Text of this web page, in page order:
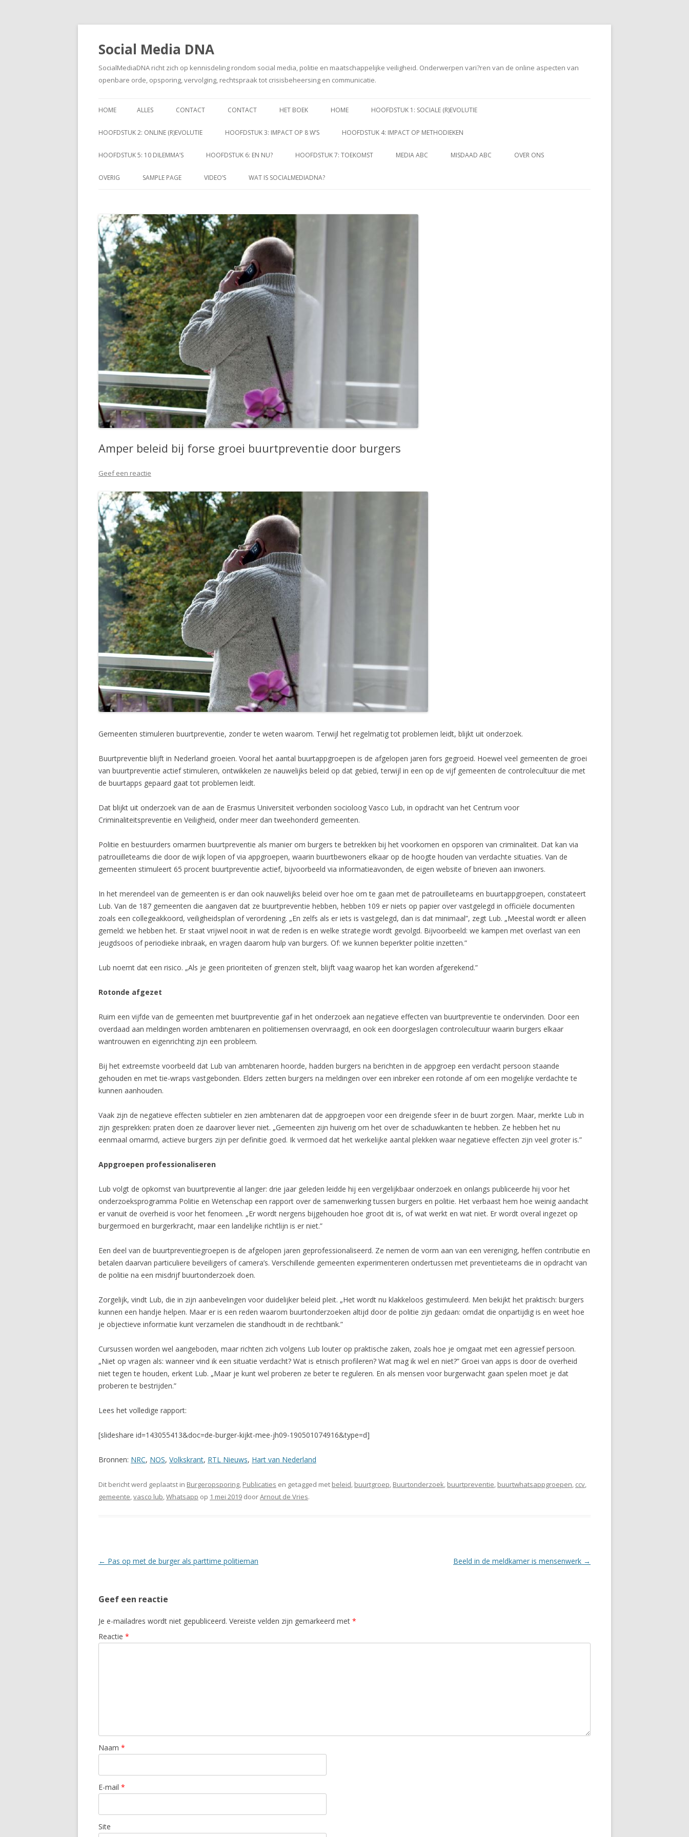
Social Media DNA
SocialMediaDNA richt zich op kennisdeling rondom social media, politie en maatschappelijke veiligheid. Onderwerpen vari?ren van de online aspecten van
openbare orde, opsporing, vervolging, rechtspraak tot crisisbeheersing en communicatie.
naar
HOME ALLES CONTACT CONTACT HET BOEK HOME HOOFDSTUK 1: SOCIALE (R)EVOLUTIE
HOOFDSTUK 2: ONLINE (R)EVOLUTIE HOOFDSTUK 3: IMPACT OP 8 W’S HOOFDSTUK 4: IMPACT OP METHODIEKEN
HOOFDSTUK 5: 10 DILEMMA’S HOOFDSTUK 6: EN NU? HOOFDSTUK 7: TOEKOMST MEDIA ABC MISDAAD ABC OVER ONS
OVERIG SAMPLE PAGE VIDEO’S WAT IS SOCIALMEDIADNA?
Amper beleid bij forse groei buurtpreventie door burgers
Geef een reactie
Gemeenten stimuleren buurtpreventie, zonder te weten waarom. Terwijl het regelmatig tot problemen leidt, blijkt uit onderzoek.
Buurtpreventie blijft in Nederland groeien. Vooral het aantal buurtappgroepen is de afgelopen jaren fors gegroeid. Hoewel veel gemeenten de groei
van buurtpreventie actief stimuleren, ontwikkelen ze nauwelijks beleid op dat gebied, terwijl in een op de vijf gemeenten de controlecultuur die met
de buurtapps gepaard gaat tot problemen leidt.
Dat blijkt uit onderzoek van de aan de Erasmus Universiteit verbonden socioloog Vasco Lub, in opdracht van het Centrum voor
Criminaliteitspreventie en Veiligheid, onder meer dan tweehonderd gemeenten.
Politie en bestuurders omarmen buurtpreventie als manier om burgers te betrekken bij het voorkomen en opsporen van criminaliteit. Dat kan via
patrouilleteams die door de wijk lopen of via appgroepen, waarin buurtbewoners elkaar op de hoogte houden van verdachte situaties. Van de
gemeenten stimuleert 65 procent buurtpreventie actief, bijvoorbeeld via informatieavonden, de eigen website of brieven aan inwoners.
In het merendeel van de gemeenten is er dan ook nauwelijks beleid over hoe om te gaan met de patrouilleteams en buurtappgroepen, constateert
Lub. Van de 187 gemeenten die aangaven dat ze buurtpreventie hebben, hebben 109 er niets op papier over vastgelegd in officiële documenten
zoals een collegeakkoord, veiligheidsplan of verordening. „En zelfs als er iets is vastgelegd, dan is dat minimaal”, zegt Lub. „Meestal wordt er alleen
gemeld: we hebben het. Er staat vrijwel nooit in wat de reden is en welke strategie wordt gevolgd. Bijvoorbeeld: we kampen met overlast van een
jeugdsoos of periodieke inbraak, en vragen daarom hulp van burgers. Of: we kunnen beperkter politie inzetten.”
Lub noemt dat een risico. „Als je geen prioriteiten of grenzen stelt, blijft vaag waarop het kan worden afgerekend.”
Rotonde afgezet
Ruim een vijfde van de gemeenten met buurtpreventie gaf in het onderzoek aan negatieve effecten van buurtpreventie te ondervinden. Door een
overdaad aan meldingen worden ambtenaren en politiemensen overvraagd, en ook een doorgeslagen controlecultuur waarin burgers elkaar
wantrouwen en eigenrichting zijn een probleem.
Bij het extreemste voorbeeld dat Lub van ambtenaren hoorde, hadden burgers na berichten in de appgroep een verdacht persoon staande
gehouden en met tie-wraps vastgebonden. Elders zetten burgers na meldingen over een inbreker een rotonde af om een mogelijke verdachte te
kunnen aanhouden.
Vaak zijn de negatieve effecten subtieler en zien ambtenaren dat de appgroepen voor een dreigende sfeer in de buurt zorgen. Maar, merkte Lub in
zijn gesprekken: praten doen ze daarover liever niet. „Gemeenten zijn huiverig om het over de schaduwkanten te hebben. Ze hebben het nu
eenmaal omarmd, actieve burgers zijn per definitie goed. Ik vermoed dat het werkelijke aantal plekken waar negatieve effecten zijn veel groter is.”
Appgroepen professionaliseren
Lub volgt de opkomst van buurtpreventie al langer: drie jaar geleden leidde hij een vergelijkbaar onderzoek en onlangs publiceerde hij voor het
onderzoeksprogramma Politie en Wetenschap een rapport over de samenwerking tussen burgers en politie. Het verbaast hem hoe weinig aandacht
er vanuit de overheid is voor het fenomeen. „Er wordt nergens bijgehouden hoe groot dit is, of wat werkt en wat niet. Er wordt overal ingezet op
burgermoed en burgerkracht, maar een landelijke richtlijn is er niet.”
Een deel van de buurtpreventiegroepen is de afgelopen jaren geprofessionaliseerd. Ze nemen de vorm aan van een vereniging, heffen contributie en
betalen daarvan particuliere beveiligers of camera’s. Verschillende gemeenten experimenteren ondertussen met preventieteams die in opdracht van
de politie na een misdrijf buurtonderzoek doen.
Zorgelijk, vindt Lub, die in zijn aanbevelingen voor duidelijker beleid pleit. „Het wordt nu klakkeloos gestimuleerd. Men bekijkt het praktisch: burgers
kunnen een handje helpen. Maar er is een reden waarom buurtonderzoeken altijd door de politie zijn gedaan: omdat die onpartijdig is en weet hoe
je objectieve informatie kunt verzamelen die standhoudt in de rechtbank.”
Cursussen worden wel aangeboden, maar richten zich volgens Lub louter op praktische zaken, zoals hoe je omgaat met een agressief persoon.
„Niet op vragen als: wanneer vind ik een situatie verdacht? Wat is etnisch profileren? Wat mag ik wel en niet?” Groei van apps is door de overheid
niet tegen te houden, erkent Lub. „Maar je kunt wel proberen ze beter te reguleren. En als mensen voor burgerwacht gaan spelen moet je dat
proberen te bestrijden.”
Lees het volledige rapport:
[slideshare id=143055413&doc=de-burger-kijkt-mee-jh09-190501074916&type=d]
Bronnen: NRC, NOS, Volkskrant, RTL Nieuws, Hart van Nederland
Dit bericht werd geplaatst in Burgeropsporing, Publicaties en getagged met beleid, buurtgroep, Buurtonderzoek, buurtpreventie, buurtwhatsappgroepen, ccv,
gemeente,vasco lub,Whatsapp op 1 mei 2019 doorArnout de Vries.
Berichtnavigatie
← Pas op met de burger als parttime politieman Beeld in de meldkamer is mensenwerk →
Geef een reactie
Je e-mailadres wordt niet gepubliceerd. Vereiste velden zijn gemarkeerd met *
Reactie *
Naam *
E-mail *
Site